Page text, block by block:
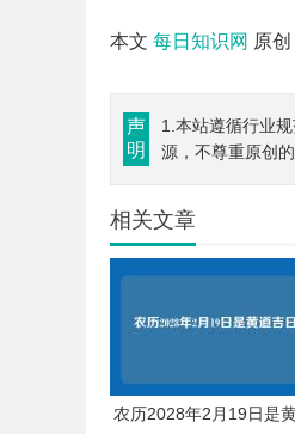
本文 每日知识网 原
声
明
1.本站遵循行业
源，不尊重原创
相关文章
农历2028年2月19日是